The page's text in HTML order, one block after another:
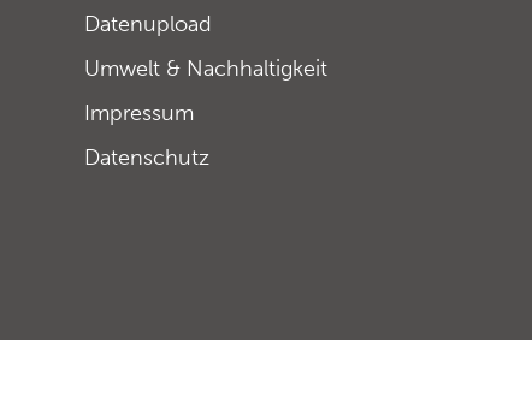
Datenupload
Umwelt & Nachhaltigkeit
Impressum
Datenschutz